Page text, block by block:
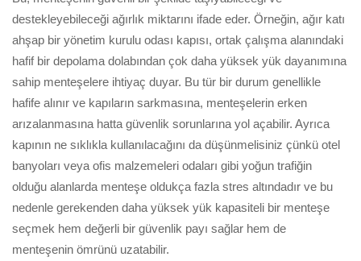
destekleyebileceği ağırlık miktarını ifade eder. Örneğin, ağır katı
ahşap bir yönetim kurulu odası kapısı, ortak çalışma alanındaki
hafif bir depolama dolabından çok daha yüksek yük dayanımına
sahip menteşelere ihtiyaç duyar. Bu tür bir durum genellikle
hafife alınır ve kapıların sarkmasına, menteşelerin erken
arızalanmasına hatta güvenlik sorunlarına yol açabilir. Ayrıca
kapının ne sıklıkla kullanılacağını da düşünmelisiniz çünkü otel
banyoları veya ofis malzemeleri odaları gibi yoğun trafiğin
olduğu alanlarda menteşe oldukça fazla stres altındadır ve bu
nedenle gerekenden daha yüksek yük kapasiteli bir menteşe
seçmek hem değerli bir güvenlik payı sağlar hem de
menteşenin ömrünü uzatabilir.